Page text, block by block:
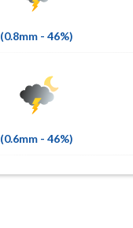
(0.8mm - 46%)
(0.6mm - 46%)